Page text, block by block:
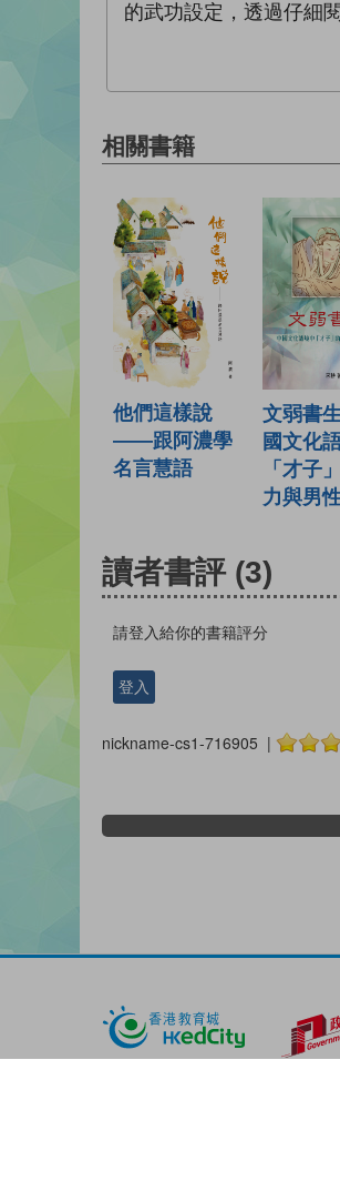
的武功設定，透過仔細
相關書籍
他們這樣說
——跟阿濃學
名言慧語
文弱書
國文化
「才子
力與男
讀者書評 (3)
請登入給你的書籍評分
登入
nickname-cs1-716905 |